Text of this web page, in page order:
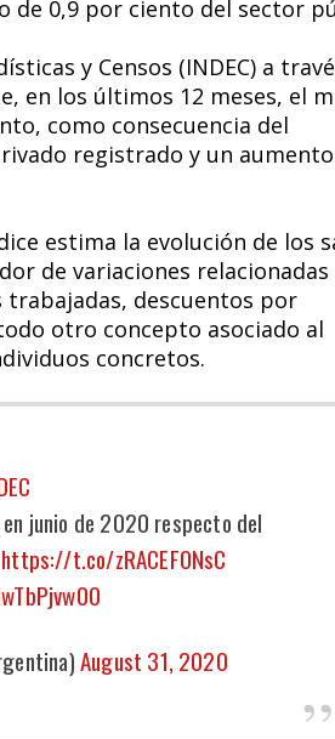
de 0,9 por ciento del sector
y Censos (INDEC) a
en los últimos 12 meses, el
como consecuencia del
registrado y un
estima la evolución de los
de variaciones relacionadas
descuentos por
otro concepto asociado al
concretos.
junio de 2020 respecto del
https://t.co/zRACEFONsC
August 31, 2020